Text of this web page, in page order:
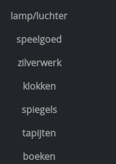
lamp/luchter
speelgoed
zilverwerk
klokken
spiegels
tapijten
boeken